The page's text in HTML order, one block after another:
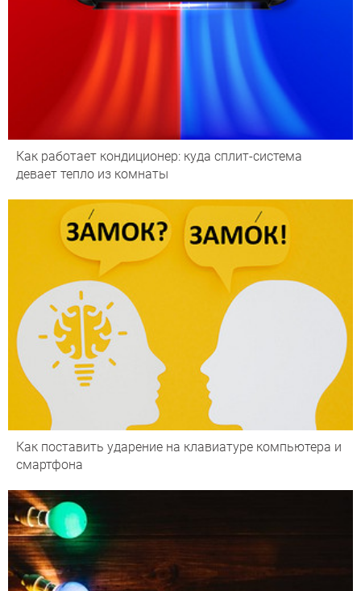
Как работает кондиционер: куда сплит-система
девает тепло из комнаты
Как поставить ударение на клавиатуре компьютера и
смартфона